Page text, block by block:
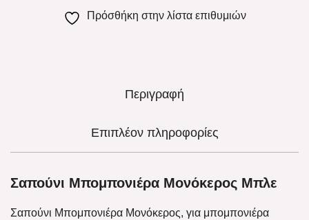
Πρόσθήκη στην λίστα επιθυμιών
Περιγραφή
Επιπλέον πληροφορίες
Σαπούνι Μπομπονιέρα Μονόκερος Μπλε
Σαπούνι Μπομπονιέρα Μονόκερος, για μπομπονιέρα